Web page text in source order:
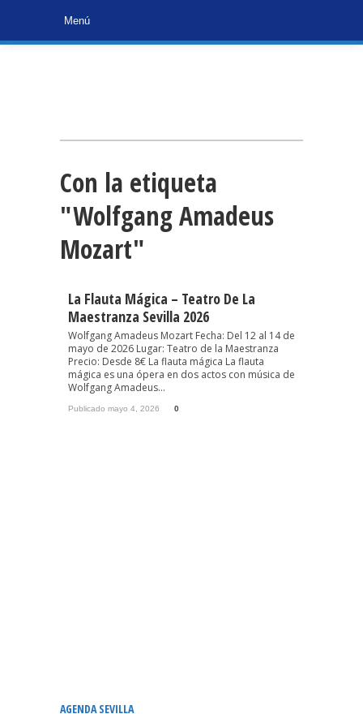
Con la etiqueta
"Wolfgang Amadeus
Mozart"
La Flauta Mágica – Teatro De La
Maestranza Sevilla 2026
Wolfgang Amadeus Mozart Fecha: Del 12 al 14 de
mayo de 2026 Lugar: Teatro de la Maestranza
Precio: Desde 8€ La flauta mágica La flauta
mágica es una ópera en dos actos con música de
Wolfgang Amadeus...
Publicado mayo 4, 2026 0
AGENDA SEVILLA